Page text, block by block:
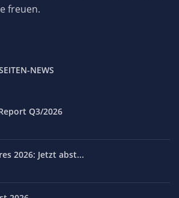
freuen.
NEWS
Q3/2026
2026: Jetzt abst...